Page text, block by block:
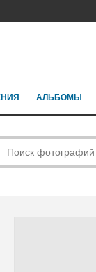
АЛЬБОМЫ